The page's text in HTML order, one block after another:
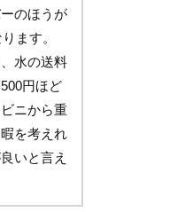
のほうが
ます。
水の送料
円ほど
ニから重
を考えれ
いと言え